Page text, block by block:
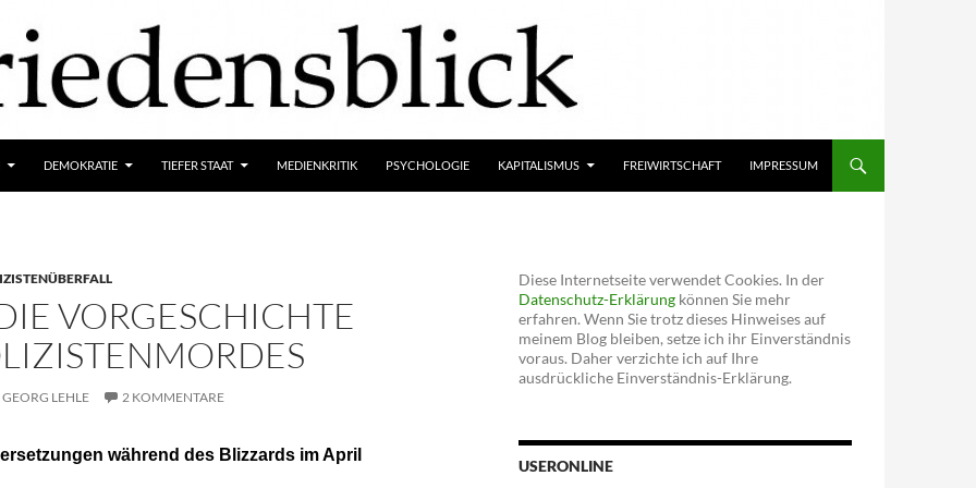
DEMOKRATIE TIEFER STAAT MEDIENKRITIK PSYCHOLOGIE KAPITALISMUS FREIWIRTSCHAFT IMPRESSUM
VORGESCHICHTE
GEORG LEHLE 2 KOMMENTARE
während des Blizzards im April
Diese Internetseite verwendet Cookies. In der
Datenschutz-Erklärung können Sie mehr
erfahren. Wenn Sie trotz dieses Hinweises auf
meinem Blog bleiben, setze ich ihr Einverständnis
voraus. Daher verzichte ich auf Ihre
ausdrückliche Einverständnis-Erklärung.
USERONLINE